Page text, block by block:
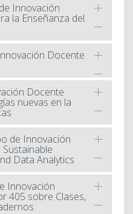
Innovación
la Enseñanza del
Docente
Docente
nuevas en la
de Innovación
Data Analytics
Innovación
405 sobre Clases,